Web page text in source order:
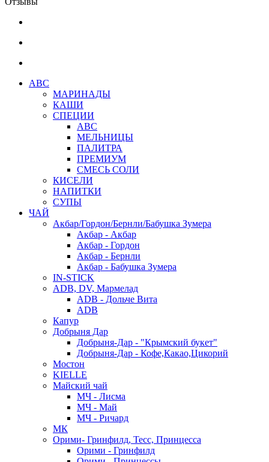
АВС
МАРИНАДЫ
КАШИ
СПЕЦИИ
АВС
МЕЛЬНИЦЫ
ПАЛИТРА
ПРЕМИУМ
СМЕСЬ СОЛИ
КИСЕЛИ
НАПИТКИ
СУПЫ
ЧАЙ
Акбар/Гордон/Бернли/Бабушка Зумера
Акбар - Акбар
Акбар - Гордон
Акбар - Бернли
Акбар - Бабушка Зумера
IN-STICK
ADB, DV, Мармелад
ADB - Дольче Вита
ADB
Капур
Добрыня Дар
Добрыня-Дар - "Крымский букет"
Добрыня-Дар - Кофе,Какао,Цикорий
Мостон
KIELLE
Майский чай
МЧ - Лисма
МЧ - Май
МЧ - Ричард
МК
Орими- Гринфилд, Тесс, Принцесса
Орими - Гринфилд